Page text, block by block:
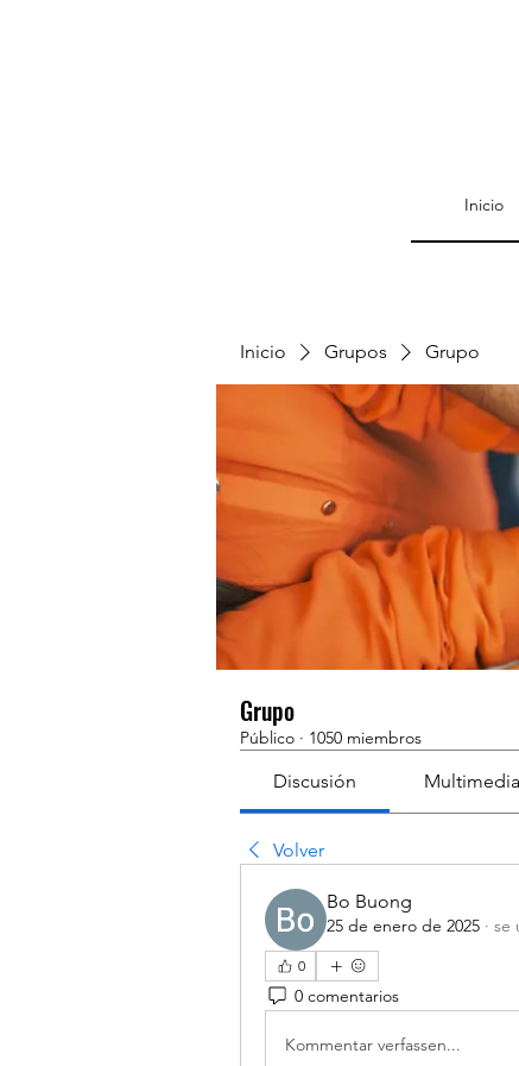
Inicio
Inicio Grupos Grupo
Grupo
Público · 1050 miembros
Discusión Multimedia
Volver
Bo Buong
25 de enero de 2025 · se
0
0 comentarios
Kommentar verfassen...